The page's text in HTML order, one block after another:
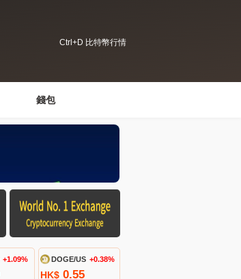
Ctrl+D 比特幣行情
錢包
+1.09% DOGE/US +0.38%
HK$ 0.55